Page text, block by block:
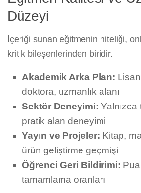
Düzeyi
İçeriği sunan eğitmenin niteliği,
kritik bileşenlerinden biridir.
Akademik Arka Plan:
doktora, uzmanlık alanı
Sektör Deneyimi: Yalnızca
pratik alan deneyimi
Yayın ve Projeler: Kitap,
ürün geliştirme geçmişi
Öğrenci Geri Bildirimi:
tamamlama oranları